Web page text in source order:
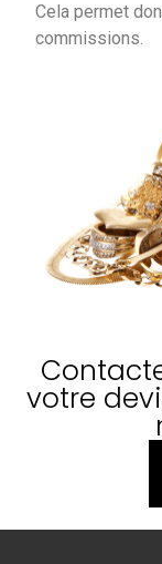
Cela permet
commissions.
votre